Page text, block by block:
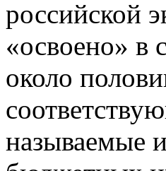
российской
«освоено» в
около
называемые